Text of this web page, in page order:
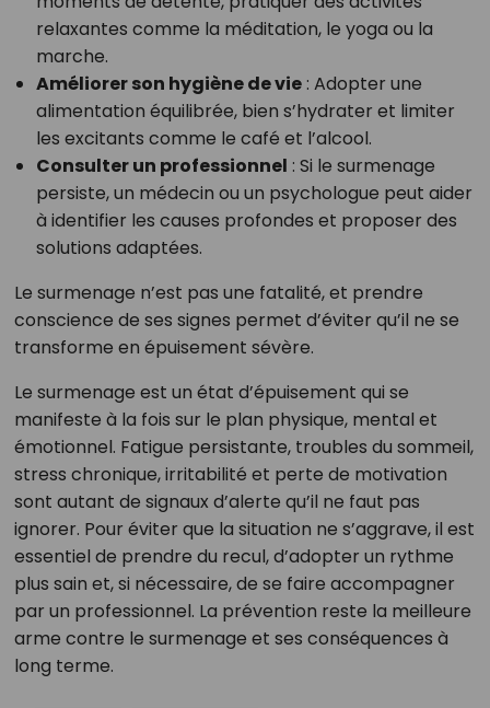
relaxantes comme la méditation, le yoga ou la
marche.
Améliorer son hygiène de vie: Adopter une
alimentation équilibrée, bien s’hydrater et limiter
les excitants comme le café et l’alcool.
Consulter un professionnel : Si le surmenage
persiste, un médecin ou un psychologue peut aider
à identifier les causes profondes et proposer des
solutions adaptées.
Le surmenage n’est pas une fatalité, et prendre
conscience de ses signes permet d’éviter qu’il ne se
transforme en épuisement sévère.
Le surmenage est un état d’épuisement qui se
manifeste à la fois sur le plan physique, mental et
émotionnel. Fatigue persistante, troubles du sommeil,
stress chronique, irritabilité et perte de motivation
sont autant de signaux d’alerte qu’il ne faut pas
ignorer. Pour éviter que la situation ne s’aggrave, il est
essentiel de prendre du recul, d’adopter un rythme
plus sain et, si nécessaire, de se faire accompagner
par un professionnel. La prévention reste la meilleure
arme contre le surmenage et ses conséquences à
long terme.